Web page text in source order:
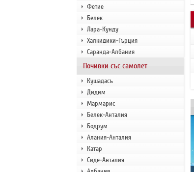
Фетие
Белек
Лара-Кунду
Халкидики-Гърция
Саранда-Албания
Почивки със самолет
Кушадасъ
Дидим
Мармарис
Белек-Анталия
Бодрум
Алания-Анталия
Катар
Сиде-Анталия